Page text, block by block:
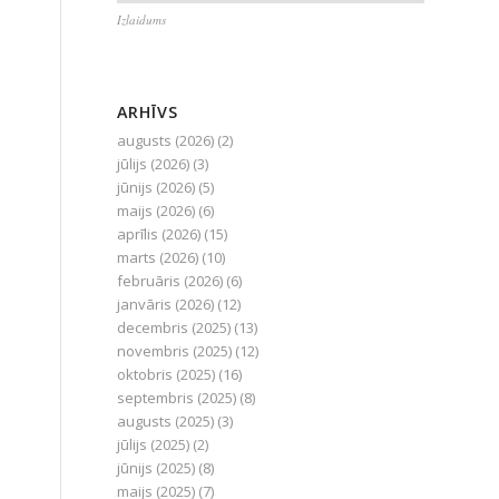
Izlaidums
ARHĪVS
augusts (2026) (2)
jūlijs (2026) (3)
jūnijs (2026) (5)
maijs (2026) (6)
aprīlis (2026) (15)
marts (2026) (10)
februāris (2026) (6)
janvāris (2026) (12)
decembris (2025) (13)
novembris (2025) (12)
oktobris (2025) (16)
septembris (2025) (8)
augusts (2025) (3)
jūlijs (2025) (2)
jūnijs (2025) (8)
maijs (2025) (7)